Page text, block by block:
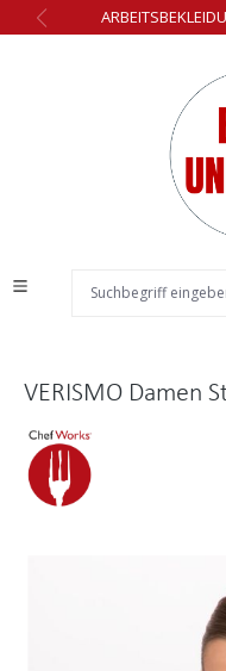
springen
VERISMO Damen